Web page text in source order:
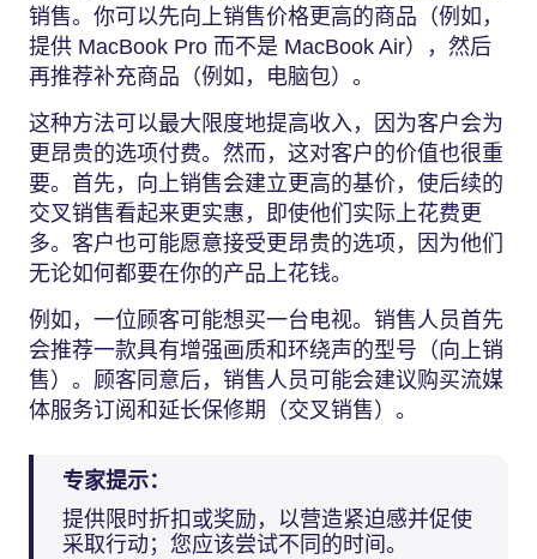
销售。你可以先向上销售价格更高的商品（例如，
提供 MacBook Pro 而不是 MacBook Air），然后
再推荐补充商品（例如，电脑包）。
这种方法可以最大限度地提高收入，因为客户会为
更昂贵的选项付费。然而，这对客户的价值也很重
要。首先，向上销售会建立更高的基价，使后续的
交叉销售看起来更实惠，即使他们实际上花费更
多。客户也可能愿意接受更昂贵的选项，因为他们
无论如何都要在你的产品上花钱。
例如，一位顾客可能想买一台电视。销售人员首先
会推荐一款具有增强画质和环绕声的型号（向上销
售）。顾客同意后，销售人员可能会建议购买流媒
体服务订阅和延长保修期（交叉销售）。
专家提示：
提供限时折扣或奖励，以营造紧迫感并促使
采取行动；您应该尝试不同的时间。